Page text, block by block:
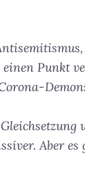
Punkt
Aber